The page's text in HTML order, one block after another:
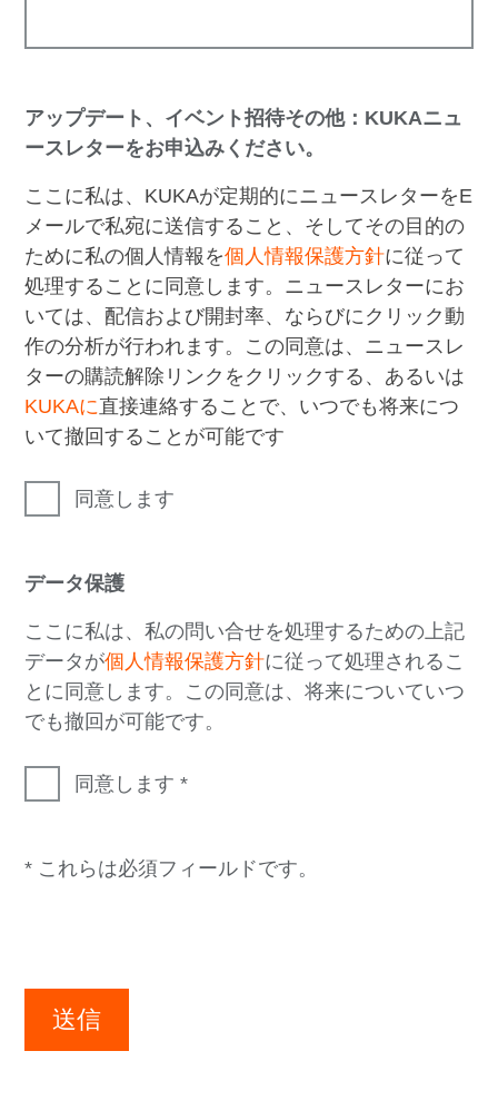
アップデート、イベント招待その他：KUKAニュ
ースレターをお申込みください。
ここに私は、KUKAが定期的にニュースレターをE
メールで私宛に送信すること、そしてその目的の
ために私の個人情報を個人情報保護方針に従って
処理することに同意します。ニュースレターにお
いては、配信および開封率、ならびにクリック動
作の分析が行われます。この同意は、ニュースレ
ターの購読解除リンクをクリックする、あるいは
KUKAに直接連絡することで、いつでも将来につ
いて撤回することが可能です
同意します
データ保護
ここに私は、私の問い合せを処理するための上記
データが個人情報保護方針に従って処理されるこ
とに同意します。この同意は、将来についていつ
でも撤回が可能です。
同意します
* これらは必須フィールドです。
送信